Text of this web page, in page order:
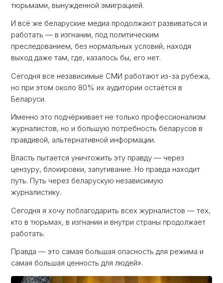
тюрьмами, вынужденной эмиграцией.
И всё же беларуские медиа продолжают развиваться и
работать — в изгнании, под политическим
преследованием, без нормальных условий, находя
выход даже там, где, казалось бы, его нет.
Сегодня все независимые СМИ работают из-за рубежа,
но при этом около 80% их аудитории остаётся в
Беларуси.
Именно это подчёркивает не только профессионализм
журналистов, но и большую потребность беларусов в
правдивой, альтернативной информации.
Власть пытается уничтожить эту правду — через
цензуру, блокировки, запугивание. Но правда находит
путь. Путь через беларускую независимую
журналистику.
Сегодня я хочу поблагодарить всех журналистов — тех,
кто в тюрьмах, в изгнании и внутри страны продолжает
работать.
Правда — это самая большая опасность для режима и
самая большая ценность для людей».